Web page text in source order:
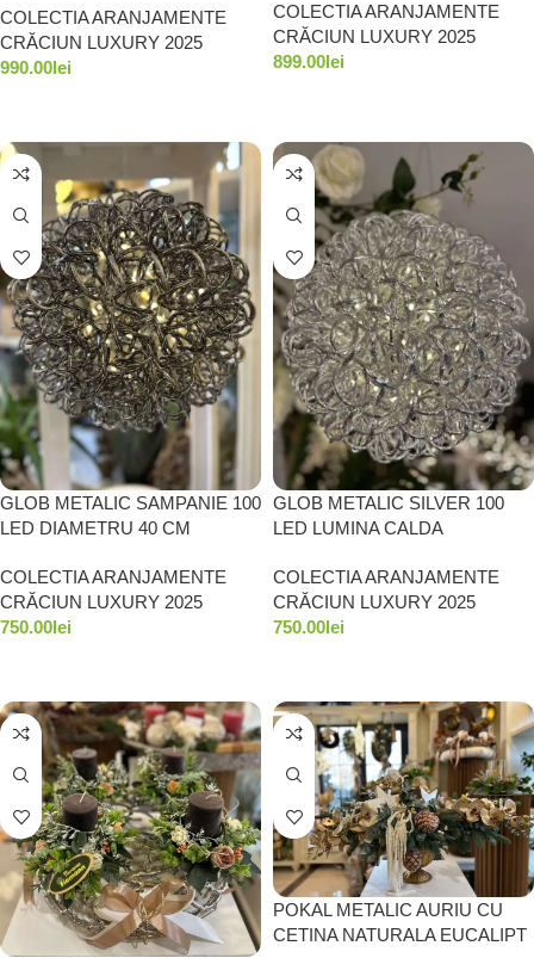
COLECTIA ARANJAMENTE
CRĂCIUN LUXURY 2025
990.00lei
COLECTIA ARANJAMENTE
CRĂCIUN LUXURY 2025
899.00lei
GLOB METALIC SAMPANIE 100
LED DIAMETRU 40 CM
COLECTIA ARANJAMENTE
CRĂCIUN LUXURY 2025
750.00lei
GLOB METALIC SILVER 100
LED LUMINA CALDA
COLECTIA ARANJAMENTE
CRĂCIUN LUXURY 2025
750.00lei
POKAL METALIC AURIU CU
CETINA NATURALA EUCALIPT